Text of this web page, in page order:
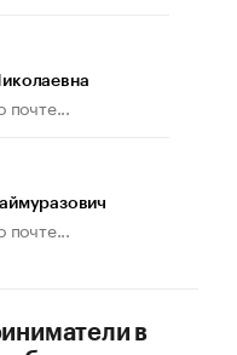
Как живет глава
почте...
почте...
в